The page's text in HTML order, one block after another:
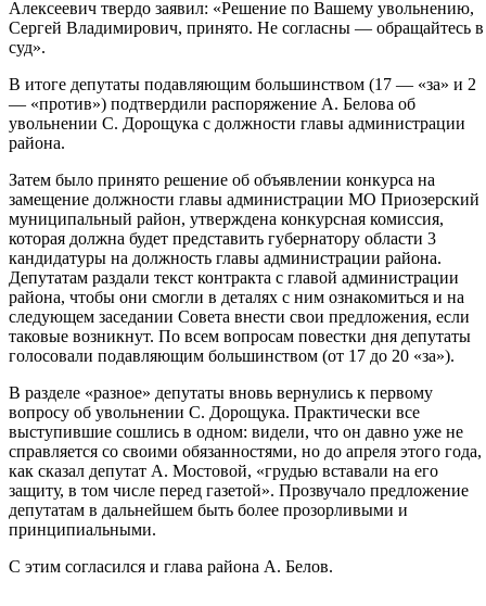
Алексеевич твердо заявил: «Решение по Вашему увольнению,
Сергей Владимирович, принято. Не согласны — обращайтесь в
суд».
В итоге депутаты подавляющим большинством (17 — «за» и 2
— «против») подтвердили распоряжение А. Белова об
увольнении С. Дорощука с должности главы администрации
района.
Затем было принято решение об объявлении конкурса на
замещение должности главы администрации МО Приозерский
муниципальный район, утверждена конкурсная комиссия,
которая должна будет представить губернатору области 3
кандидатуры на должность главы администрации района.
Депутатам раздали текст контракта с главой администрации
района, чтобы они смогли в деталях с ним ознакомиться и на
следующем заседании Совета внести свои предложения, если
таковые возникнут. По всем вопросам повестки дня депутаты
голосовали подавляющим большинством (от 17 до 20 «за»).
В разделе «разное» депутаты вновь вернулись к первому
вопросу об увольнении С. Дорощука. Практически все
выступившие сошлись в одном: видели, что он давно уже не
справляется со своими обязанностями, но до апреля этого года,
как сказал депутат А. Мостовой, «грудью вставали на его
защиту, в том числе перед газетой». Прозвучало предложение
депутатам в дальнейшем быть более прозорливыми и
принципиальными.
С этим согласился и глава района А. Белов.